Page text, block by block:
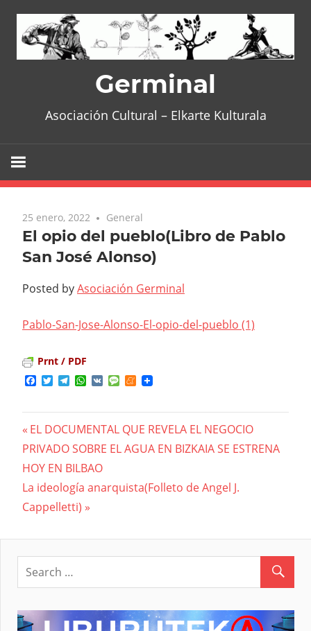
content
Germinal
Asociación Cultural – Elkarte Kulturala
25 enero, 2022 General
El opio del pueblo(Libro de Pablo
San José Alonso)
Posted byAsociación Germinal
Pablo-San-Jose-Alonso-El-opio-del-pueblo (1)
Prnt / PDF
Facebook
TwitterTelegram
WhatsApp
VK MessageMeneame
Navegación
de
entradas
Previous
Post:
EL DOCUMENTAL QUE REVELA EL NEGOCIO
PRIVADO SOBRE EL AGUA EN BIZKAIA SE ESTRENA
HOY EN BILBAO
Next
Post:
La ideología anarquista(Folleto de Angel J.
Cappelletti)